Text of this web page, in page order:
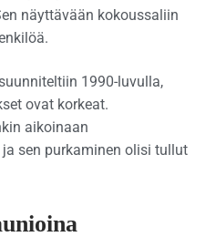
näyttävään kokoussaliin
1990-luvulla,
ovat korkeat.
aikoinaan
sen purkaminen olisi tullut